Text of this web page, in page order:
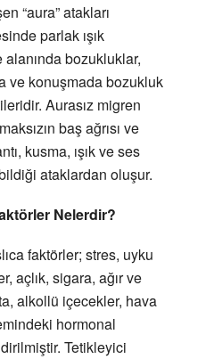
“aura” atakları
parlak ışık
bozukluklar,
ve konuşmada bozukluk
Aurasız migren
baş ağrısı ve
kusma, ışık ve ses
ataklardan oluşur.
Nelerdir?
faktörler; stres, uyku
açlık, sigara, ağır ve
alkollü içecekler, hava
hormonal
Tetikleyici